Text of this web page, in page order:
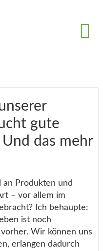
gute
das mehr
an Produkten und
– vor allem im
Ich behaupte:
ist noch
Wir können uns
erlangen dadurch